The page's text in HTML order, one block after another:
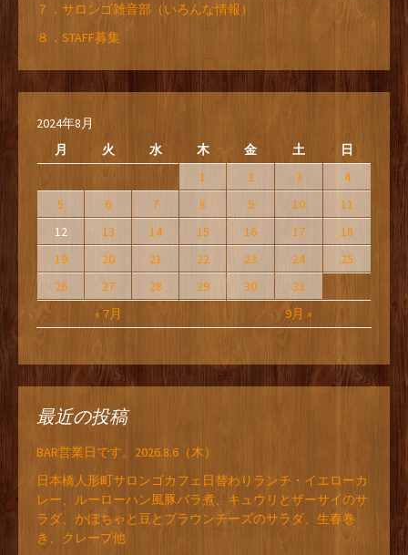
７．サロンゴ雑音部（いろんな情報）
８．STAFF募集
2024年8月
月
火 水 木 金 土 日
« 7月 9月 »
1 2 3
4
5
6 7 8 9 10
11
12
13 14 15 16 17
18
19
20 21 22 23 24
25
26
27 28 29 30 31
最近の投稿
BAR営業日です。2026.8.6（木）
日本橋人形町サロンゴカフェ日替わりランチ・イエローカ
レー、ルーローハン風豚バラ煮、キュウリとザーサイのサ
ラダ、かぼちゃと豆とブラウンチーズのサラダ、生春巻
き、クレープ他